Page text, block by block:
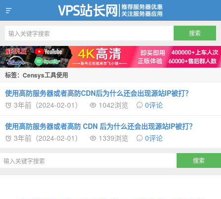
VPS站长网
标签：Censys工具使用
使用高防服务器或者高防CDN后为什么还会出现源站IP被打？
3年前（2024-02-01）
1042浏览 0评论
使用高防服务器或者高防 CDN 后为什么还会出现源站IP被打？
3年前（2024-02-01）
1339浏览 0评论